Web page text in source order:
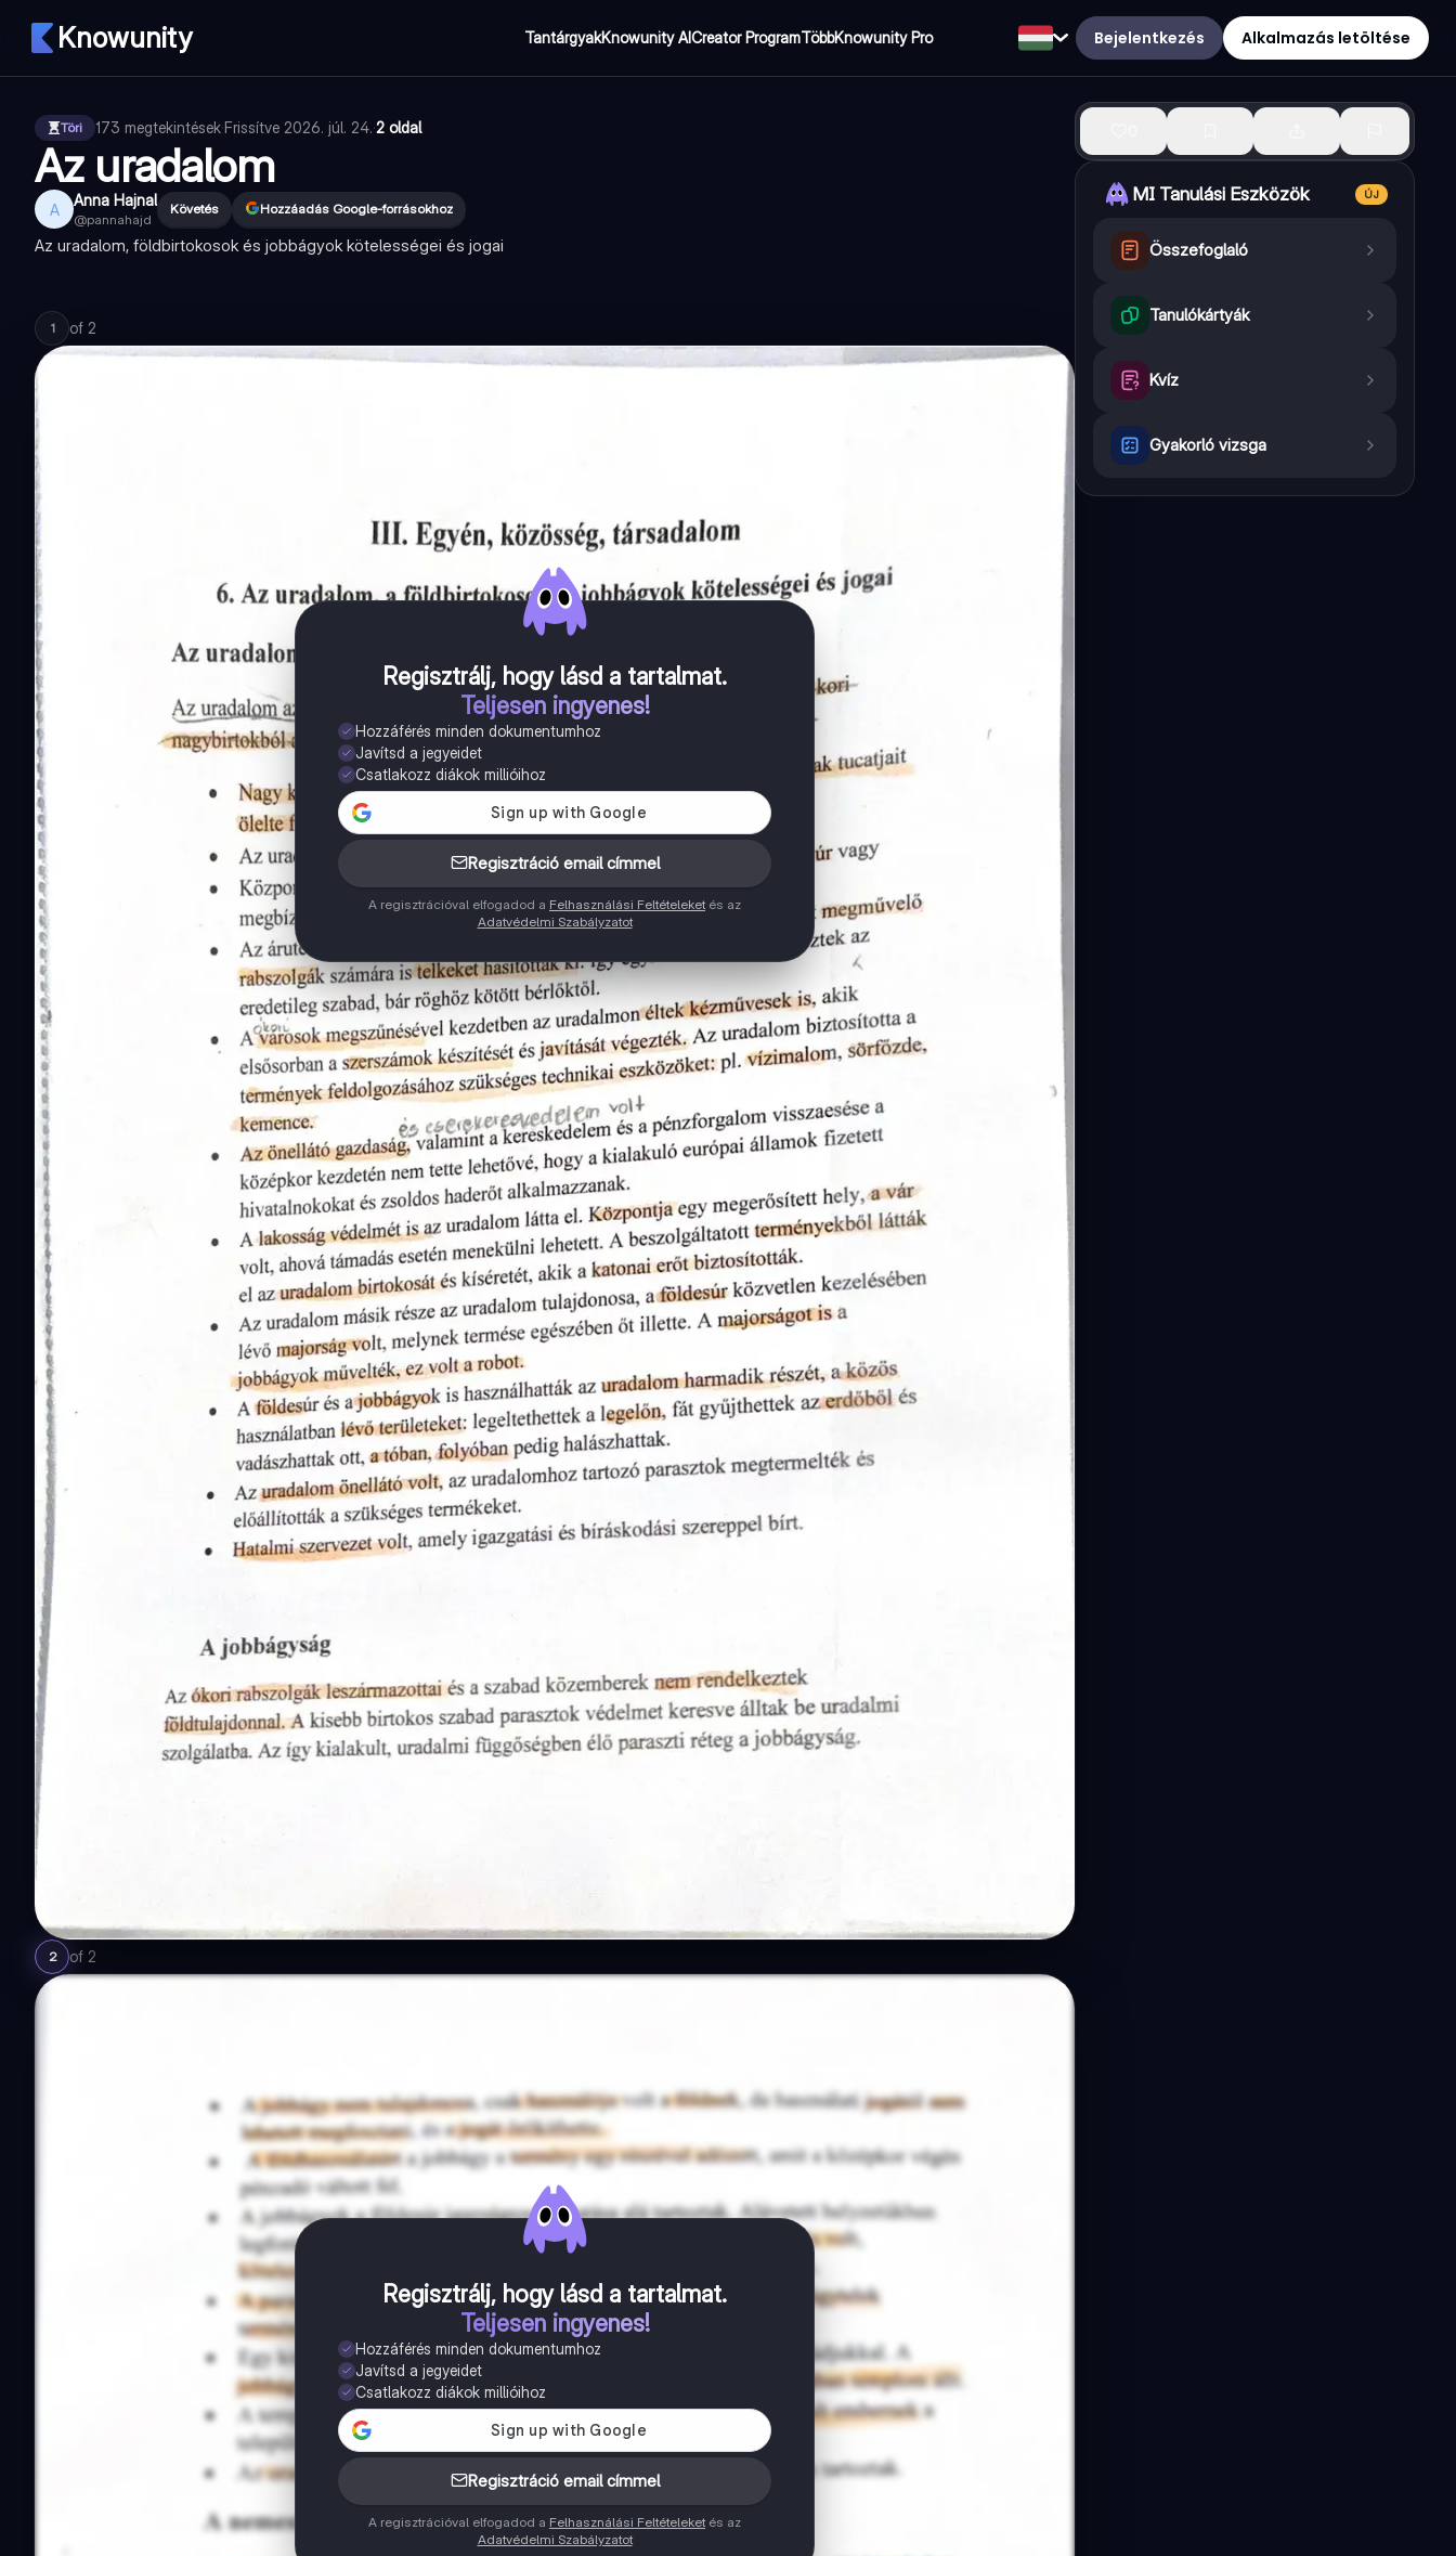
Knowunity TantárgyakKnowunity AICreator ProgramTöbbKnowunity Pro Bejelentkezés Alkalmazás letöltése
Töri 173 megtekintések·Frissítve 2026. júl. 24.·2 oldal
Az uradalom
A Anna Hajnal
@pannahajd
Követés Hozzáadás Google-forrásokhoz
Az uradalom, földbirtokosok és jobbágyok kötelességei és jogai
1 of 2
Regisztrálj, hogy lásd a tartalmat.
Teljesen ingyenes!
Hozzáférés minden dokumentumhoz
Javítsd a jegyeidet
Csatlakozz diákok millióihoz
Regisztráció email címmel
A regisztrációval elfogadod a Felhasználási Feltételeket és az
Adatvédelmi Szabályzatot
2 of 2
Regisztrálj, hogy lásd a tartalmat.
Teljesen ingyenes!
Hozzáférés minden dokumentumhoz
Javítsd a jegyeidet
Csatlakozz diákok millióihoz
Regisztráció email címmel
A regisztrációval elfogadod a Felhasználási Feltételeket és az
Adatvédelmi Szabályzatot
MI Tanulási Eszközök ÚJ
Összefoglaló
Tanulókártyák
Kvíz
Gyakorló vizsga